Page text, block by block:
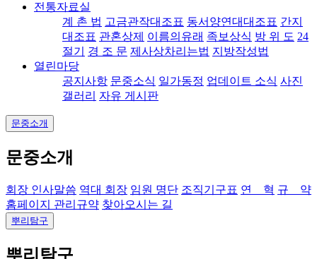
전통자료실
계 촌 법 고금관작대조표 동서양연대대조표 간지
대조표 관혼상제 이름의유래 족보상식 방 위 도 24
절기
경 조 문 제사상차리는법 지방작성법
열린마당
공지사항 문중소식 일가동정 업데이트 소식 사진
갤러리 자유 게시판
문중소개
문중소개
회장 인사말씀 역대 회장 임원 명단 조직기구표 연 혁 규 약
홈페이지 관리규약 찾아오시는 길
뿌리탐구
뿌리탐구